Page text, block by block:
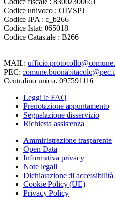
Codice fiscale : 83002300651
Codice univoco : OIVSPJ
Codice IPA : c_b266
Codice Istat: 065018
Codice Catastale : B266
MAIL:
PEC:
Centralino unico: 097591116
Leggi le FAQ
Prenotazione appuntamento
Segnalazione disservizio
Richiesta assistenza
Amministrazione trasparente
Open Data
Informativa privacy
Note legali
Dichiarazione di accessibilità
Cookie Policy (UE)
Privacy Policy